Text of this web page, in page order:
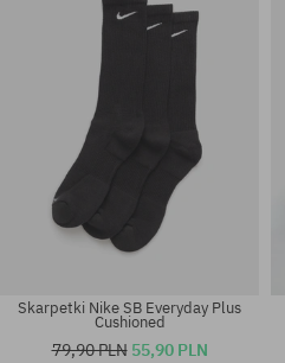
S; M; L; XL; XXL
Skarpetki Nike SB Everyday Plus
Cushioned
79,90 PLN 55,90 PLN